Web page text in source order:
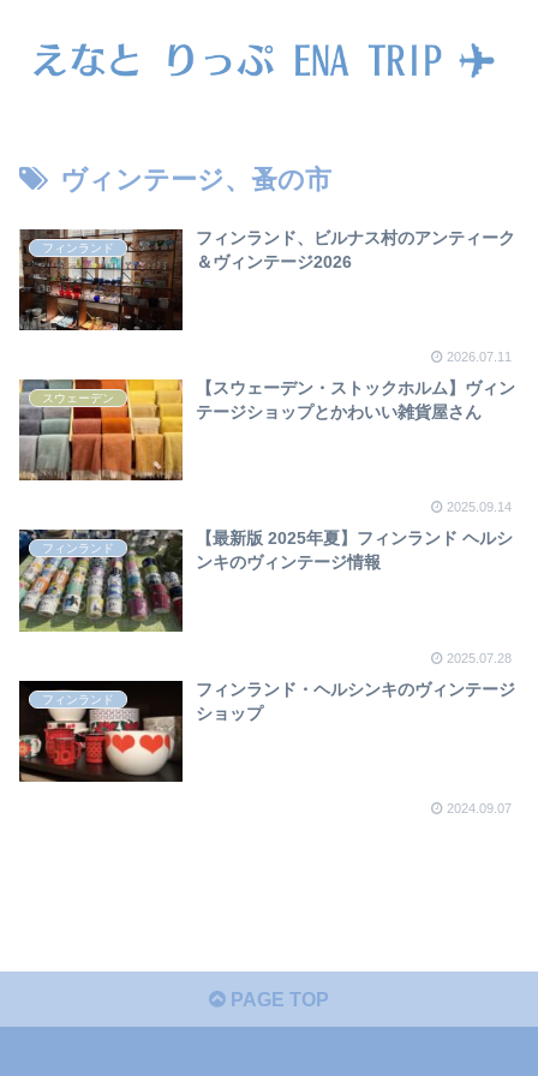
ヴィンテージ、蚤の市
フィンランド
フィンランド、ビルナス村のアンティーク
＆ヴィンテージ2026
2026.07.11
スウェーデン
【スウェーデン・ストックホルム】ヴィン
テージショップとかわいい雑貨屋さん
2025.09.14
フィンランド
【最新版 2025年夏】フィンランド ヘルシ
ンキのヴィンテージ情報
2025.07.28
フィンランド
フィンランド・ヘルシンキのヴィンテージ
ショップ
2024.09.07
PAGE TOP